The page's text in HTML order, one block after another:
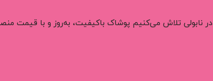
در نابولی تلاش می‌کنیم پوشاک باکیفیت، به‌روز و با قیمت